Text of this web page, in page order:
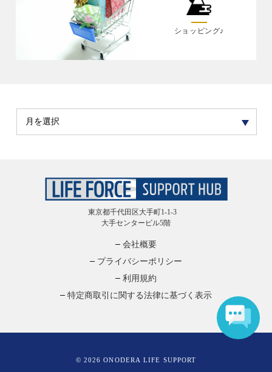
ショッピング♪
東京都千代田区大手町1-1-3
大手センタービル5階
会社概要
プライバシーポリシー
利用規約
特定商取引に関する法律に基づく表示
© 2026 ONODERA LIFE SUPPORT